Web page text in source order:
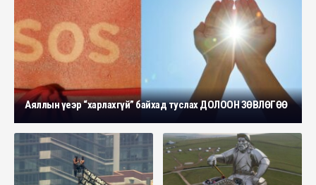
Аяллын үеэр “харлахгүй” байхад туслах ДОЛООН ЗӨВЛӨГӨӨ